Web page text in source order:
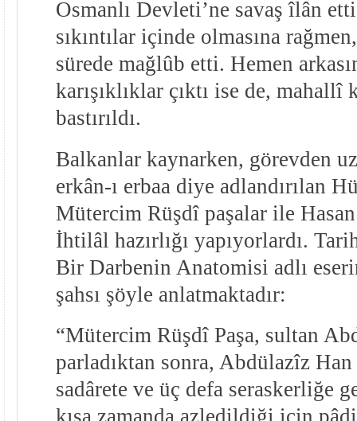
Osmanlı Devleti’ne savaş îlân
sıkıntılar içinde olmasına
sürede mağlûb etti. Hemen
karışıklıklar çıktı ise de, mahallî
bastırıldı.
Balkanlar kaynarken, görevden
erkân-ı erbaa diye adlandırılan
Mütercim Rüşdî paşalar ile
İhtilâl hazırlığı yapıyorlardı.
Bir Darbenin Anatomisi adlı
şahsı şöyle anlatmaktadır:
“Mütercim Rüşdî Paşa, sultan
parladıktan sonra, Abdülazîz
sadârete ve üç defa seraskerliğe
kısa zamanda azledildiği için